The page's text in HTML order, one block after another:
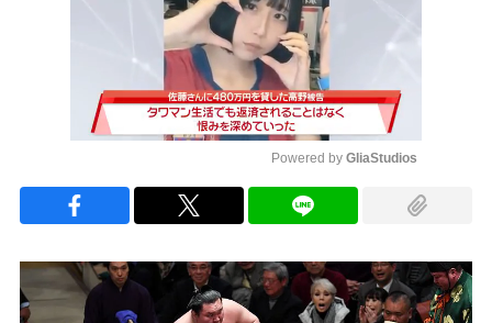
Powered by GliaStudios